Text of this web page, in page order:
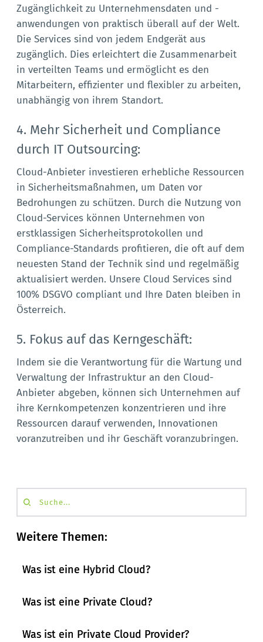
Zugänglichkeit zu Unternehmensdaten und -
anwendungen von praktisch überall auf der Welt.
Die Services sind von jedem Endgerät aus
zugänglich. Dies erleichtert die Zusammenarbeit
in verteilten Teams und ermöglicht es den
Mitarbeitern, effizienter und flexibler zu arbeiten,
unabhängig von ihrem Standort.
4. Mehr Sicherheit und Compliance
durch IT Outsourcing:
Cloud-Anbieter investieren erhebliche Ressourcen
in Sicherheitsmaßnahmen, um Daten vor
Bedrohungen zu schützen. Durch die Nutzung von
Cloud-Services können Unternehmen von
erstklassigen Sicherheitsprotokollen und
Compliance-Standards profitieren, die oft auf dem
neuesten Stand der Technik sind und regelmäßig
aktualisiert werden. Unsere Cloud Services sind
100% DSGVO compliant und Ihre Daten bleiben in
Österreich.
5. Fokus auf das Kerngeschäft:
Indem sie die Verantwortung für die Wartung und
Verwaltung der Infrastruktur an den Cloud-
Anbieter abgeben, können sich Unternehmen auf
ihre Kernkompetenzen konzentrieren und ihre
Ressourcen darauf verwenden, Innovationen
voranzutreiben und ihr Geschäft voranzubringen.
Suche...
Weitere Themen:
Was ist eine Hybrid Cloud?
Was ist eine Private Cloud?
Was ist ein Private Cloud Provider?